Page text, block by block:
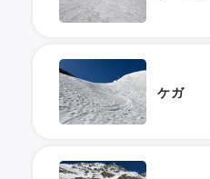
ケガ